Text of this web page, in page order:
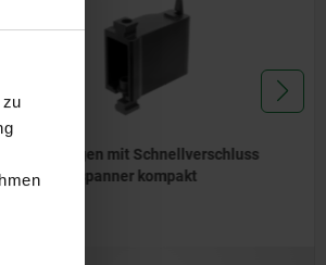
Erhöhungen mit Schnellverschluss
für Kraftspanner kompakt